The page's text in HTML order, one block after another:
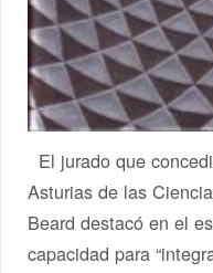
El jurado que
Asturias de las
Beard destacó en el
capacidad para